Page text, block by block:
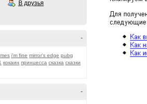
В друзья
-
i'm fine mirror's edge pubg
кокаин принцесса сказка сказки
-